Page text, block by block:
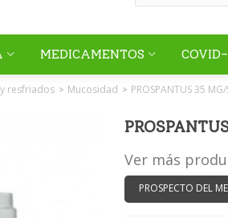
MEDICAMENTOS
resfriados > Mucosidad > PROSPANTUS 35
Ver más
PROSPECTO DEL